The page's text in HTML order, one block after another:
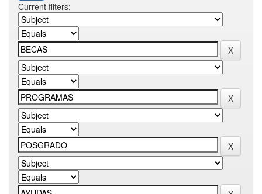
Current filters: